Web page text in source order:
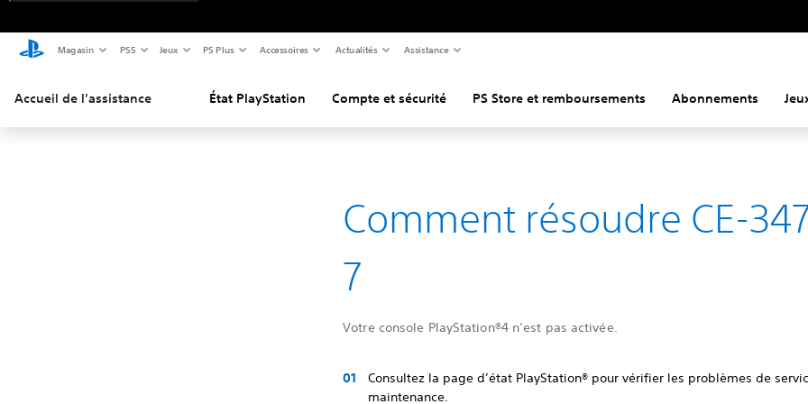
Magasin PS5 Jeux PS Plus Accessoires Actualités Assistance
Accueil de l’assistance État PlayStation Compte et sécurité PS Store et remboursements Abonnements
Comment résoudre CE-
7
Votre console PlayStation®4 n’est pas activée.
Consultez la page d’état PlayStation® pour vérifier les problèmes de
maintenance.